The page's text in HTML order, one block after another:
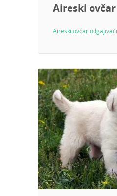
Aireski ovčar
Aireski ovčar odgajivači